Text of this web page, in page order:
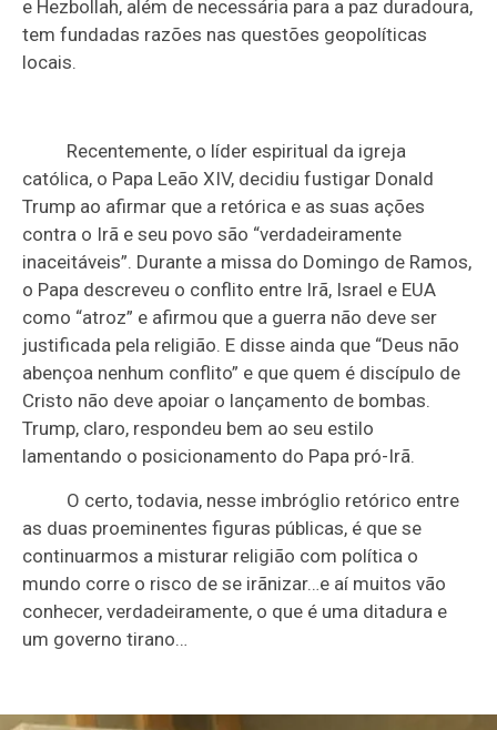
e Hezbollah, além de necessária para a paz duradoura,
tem fundadas razões nas questões geopolíticas
locais.
Recentemente, o líder espiritual da igreja
católica, o Papa Leão XIV, decidiu fustigar Donald
Trump ao afirmar que a retórica e as suas ações
contra o Irã e seu povo são “verdadeiramente
inaceitáveis”. Durante a missa do Domingo de Ramos,
o Papa descreveu o conflito entre Irã, Israel e EUA
como “atroz” e afirmou que a guerra não deve ser
justificada pela religião. E disse ainda que “Deus não
abençoa nenhum conflito” e que quem é discípulo de
Cristo não deve apoiar o lançamento de bombas.
Trump, claro, respondeu bem ao seu estilo
lamentando o posicionamento do Papa pró-Irã.
O certo, todavia, nesse imbróglio retórico entre
as duas proeminentes figuras públicas, é que se
continuarmos a misturar religião com política o
mundo corre o risco de se irãnizar…e aí muitos vão
conhecer, verdadeiramente, o que é uma ditadura e
um governo tirano…